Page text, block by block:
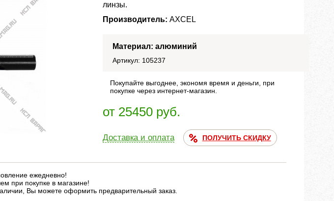
линзы.
Производитель: AXCEL
Материал: алюминий
Артикул: 105237
Покупайте выгоднее, экономя время и деньги, при
покупке через интернет-магазин.
от 25450 руб.
Доставка и оплата ПОЛУЧИТЬ СКИДКУ
ежедневно!
при покупке в магазине!
Вы можете оформить предварительный заказ.